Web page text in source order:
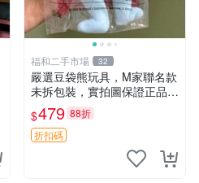
福和二手市場 32
嚴選豆袋熊玩具，M家聯名款
未拆包裝，實拍圖保證正品
豆袋玩具 嚴選 M家 豆袋熊
$479 88折
折扣碼